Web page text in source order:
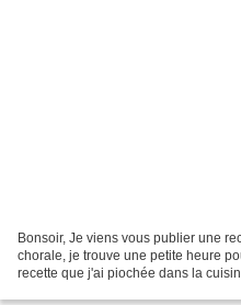
Bonsoir, Je viens vous publier une
chorale, je trouve une petite heure
recette que j'ai piochée dans la